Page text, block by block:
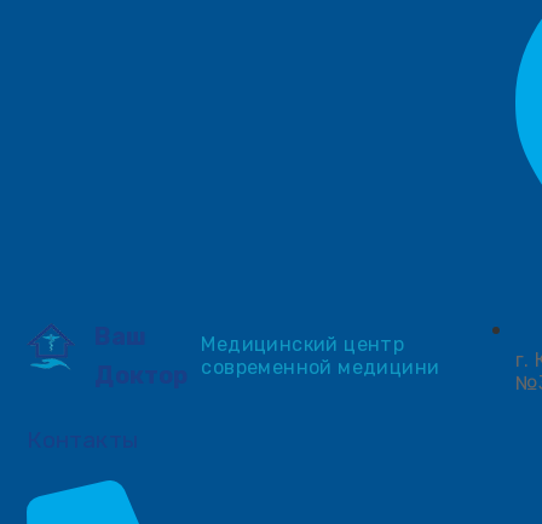
Ваш
Доктор
Медицинский центр
современной медицини
г.
Контакты